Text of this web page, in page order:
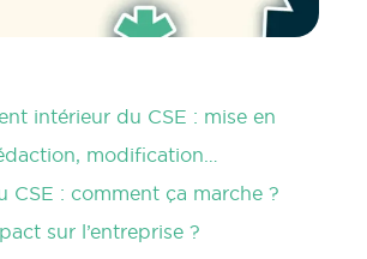
intérieur du CSE : mise en
modification…
CSE : comment ça marche ?
sur l’entreprise ?